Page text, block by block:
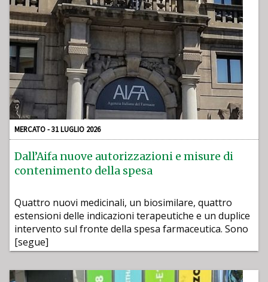
MERCATO - 31 LUGLIO 2026
Dall’Aifa nuove autorizzazioni e misure di
contenimento della spesa
Quattro nuovi medicinali, un biosimilare, quattro
estensioni delle indicazioni terapeutiche e un duplice
intervento sul fronte della spesa farmaceutica. Sono
[segue]